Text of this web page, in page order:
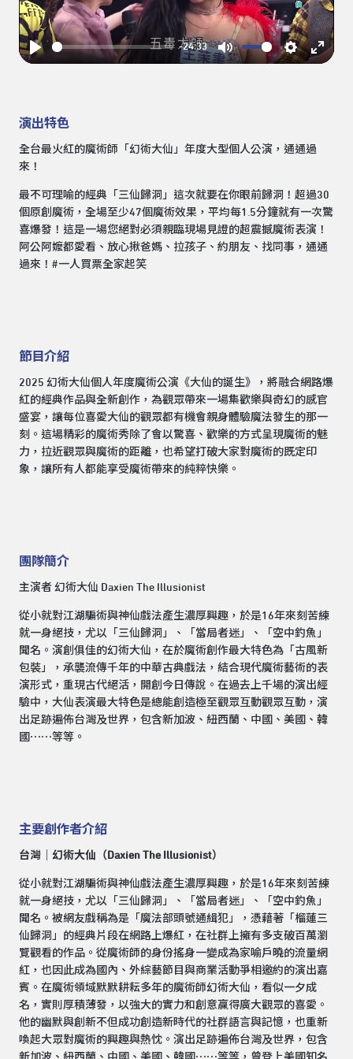
Play
-24:33
Mute SettingsEnter
演出特色
全台最火紅的魔術師「幻術大仙」年度大型個人公演，通通過
來！
最不可理喻的經典「三仙歸洞」這次就要在你眼前歸洞！超過30
個原創魔術，全場至少47個魔術效果，平均每1.5分鐘就有一次驚
喜爆發！這是一場您絕對必須親臨現場見證的超震撼魔術表演！
阿公阿嬤都愛看、放心揪爸媽、拉孩子、約朋友、找同事，通通
過來！#一人買票全家起笑
節目介紹
2025 幻術大仙個人年度魔術公演《大仙的誕生》，將融合網路爆
紅的經典作品與全新創作，為觀眾帶來一場集歡樂與奇幻的感官
盛宴，讓每位喜愛大仙的觀眾都有機會親身體驗魔法發生的那一
刻。這場精彩的魔術秀除了會以驚喜、歡樂的方式呈現魔術的魅
力，拉近觀眾與魔術的距離，也希望打破大家對魔術的既定印
象，讓所有人都能享受魔術帶來的純粹快樂。
團隊簡介
主演者 幻術大仙 Daxien The Illusionist
從小就對江湖騙術與神仙戲法產生濃厚興趣，於是16年來刻苦練
就一身絕技，尤以「三仙歸洞」、「當局者迷」、「空中釣魚」
聞名。演創俱佳的幻術大仙，在於魔術創作最大特色為「古風新
包裝」，承襲流傳千年的中華古典戲法，結合現代魔術藝術的表
演形式，重現古代絕活，開創今日傳說。在過去上千場的演出經
驗中，大仙表演最大特色是總能創造極至觀眾互動觀眾互動，演
出足跡遍佈台灣及世界，包含新加波、紐西蘭、中國、美國、韓
國⋯⋯等等。
主要創作者介紹
台灣｜幻術大仙（Daxien The Illusionist）
從小就對江湖騙術與神仙戲法產生濃厚興趣，於是16年來刻苦練
就一身絕技，尤以「三仙歸洞」、「當局者迷」、「空中釣魚」
聞名。被網友戲稱為是「魔法部頭號通緝犯」，憑藉著「榴蓮三
仙歸洞」的經典片段在網路上爆紅，在社群上擁有多支破百萬瀏
覽觀看的作品。從魔術師的身份搖身一變成為家喻戶曉的流量網
紅，也因此成為國內、外綜藝節目與商業活動爭相邀約的演出嘉
賓。在魔術領域默默耕耘多年的魔術師幻術大仙，看似一夕成
名，實則厚積薄發，以強大的實力和創意贏得廣大觀眾的喜愛。
他的幽默與創新不但成功創造新時代的社群語言與記憶，也重新
喚起大眾對魔術的興趣與熱忱。演出足跡遍佈台灣及世界，包含